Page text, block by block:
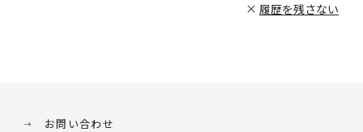
履歴を残さない
お問い合わせ